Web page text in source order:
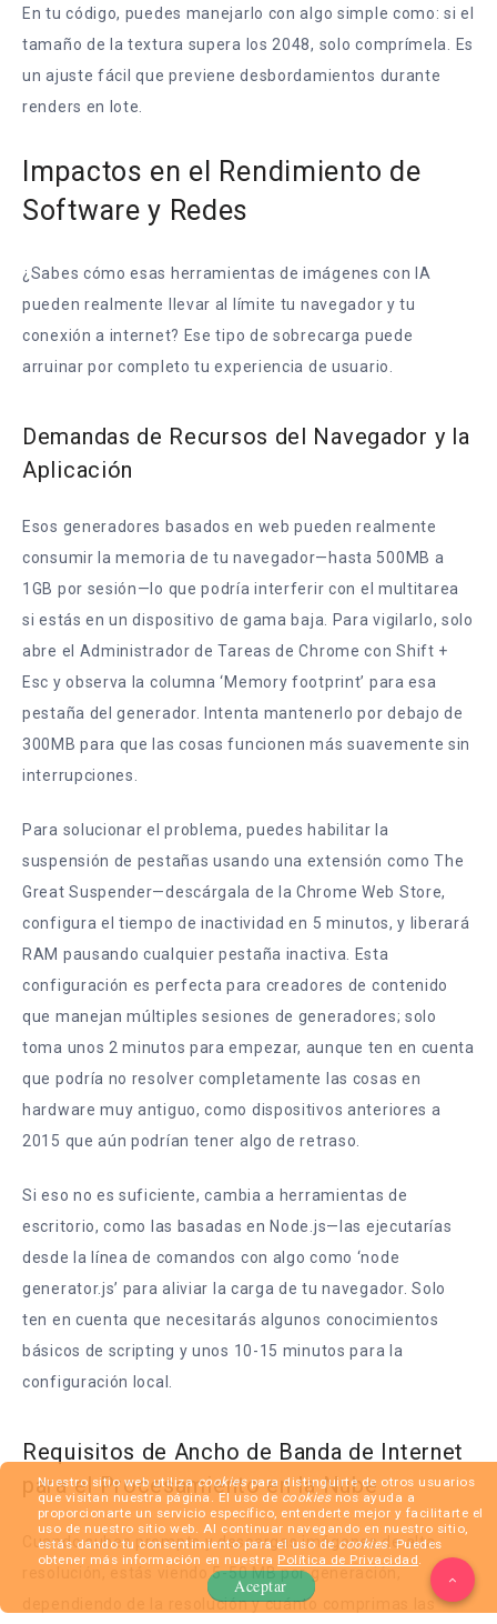
En tu código, puedes manejarlo con algo simple como: si el
tamaño de la textura supera los 2048, solo comprímela. Es
un ajuste fácil que previene desbordamientos durante
renders en lote.
Impactos en el Rendimiento de
Software y Redes
¿Sabes cómo esas herramientas de imágenes con IA
pueden realmente llevar al límite tu navegador y tu
conexión a internet? Ese tipo de sobrecarga puede
arruinar por completo tu experiencia de usuario.
Demandas de Recursos del Navegador y la
Aplicación
Esos generadores basados en web pueden realmente
consumir la memoria de tu navegador—hasta 500MB a
1GB por sesión—lo que podría interferir con el multitarea
si estás en un dispositivo de gama baja. Para vigilarlo, solo
abre el Administrador de Tareas de Chrome con Shift +
Esc y observa la columna ‘Memory footprint’ para esa
pestaña del generador. Intenta mantenerlo por debajo de
300MB para que las cosas funcionen más suavemente sin
interrupciones.
Para solucionar el problema, puedes habilitar la
suspensión de pestañas usando una extensión como The
Great Suspender—descárgala de la Chrome Web Store,
configura el tiempo de inactividad en 5 minutos, y liberará
RAM pausando cualquier pestaña inactiva. Esta
configuración es perfecta para creadores de contenido
que manejan múltiples sesiones de generadores; solo
toma unos 2 minutos para empezar, aunque ten en cuenta
que podría no resolver completamente las cosas en
hardware muy antiguo, como dispositivos anteriores a
2015 que aún podrían tener algo de retraso.
Si eso no es suficiente, cambia a herramientas de
escritorio, como las basadas en Node.js—las ejecutarías
desde la línea de comandos con algo como ‘node
generator.js’ para aliviar la carga de tu navegador. Solo
ten en cuenta que necesitarás algunos conocimientos
básicos de scripting y unos 10-15 minutos para la
configuración local.
Requisitos de Ancho de Banda de Internet
para el Procesamiento en la Nube
Cuando subes prompts y descargas imágenes de alta
resolución, estás viendo 5-50 MB por generación,
dependiendo de la resolución y cuánto comprimas las
Nuestro sitio web utiliza cookiespara distinguirte de otros usuarios
que visitan nuestra página. El uso de cookiesnos ayuda a
proporcionarte un servicio específico, entenderte mejor y facilitarte el
uso de nuestro sitio web. Al continuar navegando en nuestro sitio,
estás dando tu consentimiento para el uso de cookies. Puedes
obtener más información en nuestra Política de Privacidad.
Aceptar